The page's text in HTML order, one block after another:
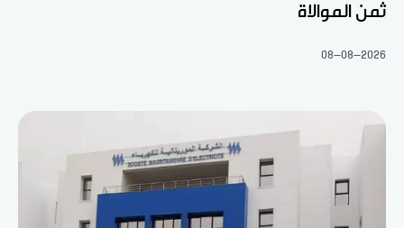
ثمن الموالاة
08-08-2026